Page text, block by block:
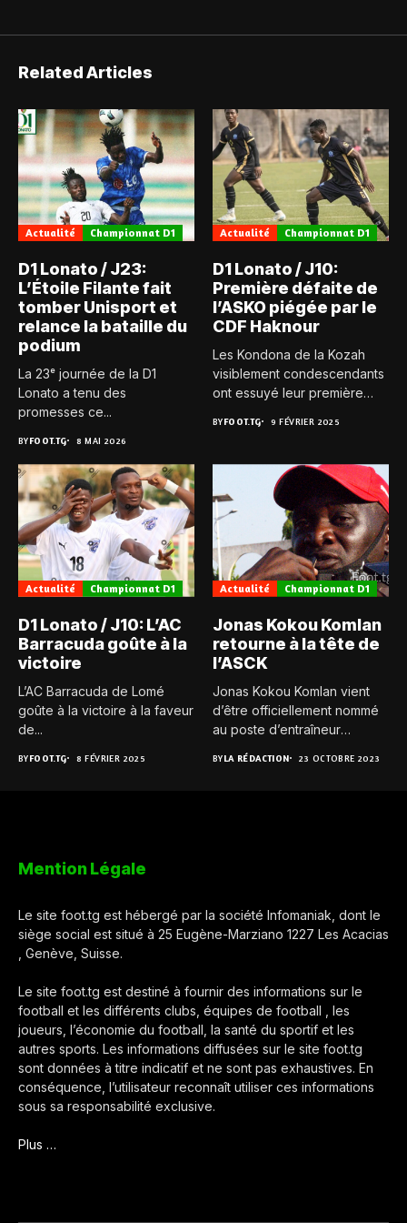
Related Articles
Actualité Championnat D1
D1 Lonato / J23:
L’Étoile Filante fait
tomber Unisport et
relance la bataille du
podium
La 23ᵉ journée de la D1
Lonato a tenu des
promesses ce...
BYFOOT.TG 8 MAI 2026
Actualité Championnat D1
D1 Lonato / J10:
Première défaite de
l’ASKO piégée par le
CDF Haknour
Les Kondona de la Kozah
visiblement condescendants
ont essuyé leur première
BYFOOT.TG 9 FÉVRIER 2025
Actualité Championnat D1
D1 Lonato / J10: L’AC
Barracuda goûte à la
victoire
L’AC Barracuda de Lomé
goûte à la victoire à la faveur
de...
BYFOOT.TG 8 FÉVRIER 2025
Actualité Championnat D1
Jonas Kokou Komlan
retourne à la tête de
l’ASCK
Jonas Kokou Komlan vient
d’être officiellement nommé
au poste d’entraîneur
BYLA RÉDACTION 23 OCTOBRE 2023
Mention Légale
Le site foot.tg est hébergé par la société Infomaniak, dont le
siège social est situé à 25 Eugène-Marziano 1227 Les Acacias
, Genève, Suisse.
Le site foot.tg est destiné à fournir des informations sur le
football et les différents clubs, équipes de football , les
joueurs, l’économie du football, la santé du sportif et les
autres sports. Les informations diffusées sur le site foot.tg
sont données à titre indicatif et ne sont pas exhaustives. En
conséquence, l’utilisateur reconnaît utiliser ces informations
sous sa responsabilité exclusive.
Plus …